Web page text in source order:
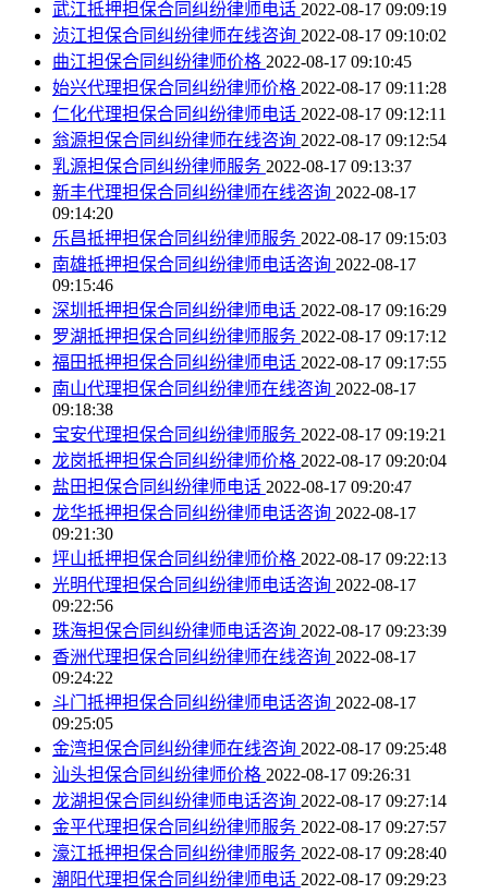
武江抵押担保合同纠纷律师电话 2022-08-17 09:09:19
浈江担保合同纠纷律师在线咨询 2022-08-17 09:10:02
曲江担保合同纠纷律师价格 2022-08-17 09:10:45
始兴代理担保合同纠纷律师价格 2022-08-17 09:11:28
仁化代理担保合同纠纷律师电话 2022-08-17 09:12:11
翁源担保合同纠纷律师在线咨询 2022-08-17 09:12:54
乳源担保合同纠纷律师服务 2022-08-17 09:13:37
新丰代理担保合同纠纷律师在线咨询 2022-08-17
09:14:20
乐昌抵押担保合同纠纷律师服务 2022-08-17 09:15:03
南雄抵押担保合同纠纷律师电话咨询 2022-08-17
09:15:46
深圳抵押担保合同纠纷律师电话 2022-08-17 09:16:29
罗湖抵押担保合同纠纷律师服务 2022-08-17 09:17:12
福田抵押担保合同纠纷律师电话 2022-08-17 09:17:55
南山代理担保合同纠纷律师在线咨询 2022-08-17
09:18:38
宝安代理担保合同纠纷律师服务 2022-08-17 09:19:21
龙岗抵押担保合同纠纷律师价格 2022-08-17 09:20:04
盐田担保合同纠纷律师电话 2022-08-17 09:20:47
龙华抵押担保合同纠纷律师电话咨询 2022-08-17
09:21:30
坪山抵押担保合同纠纷律师价格 2022-08-17 09:22:13
光明代理担保合同纠纷律师电话咨询 2022-08-17
09:22:56
珠海担保合同纠纷律师电话咨询 2022-08-17 09:23:39
香洲代理担保合同纠纷律师在线咨询 2022-08-17
09:24:22
斗门抵押担保合同纠纷律师电话咨询 2022-08-17
09:25:05
金湾担保合同纠纷律师在线咨询 2022-08-17 09:25:48
汕头担保合同纠纷律师价格 2022-08-17 09:26:31
龙湖担保合同纠纷律师电话咨询 2022-08-17 09:27:14
金平代理担保合同纠纷律师服务 2022-08-17 09:27:57
濠江抵押担保合同纠纷律师服务 2022-08-17 09:28:40
潮阳代理担保合同纠纷律师电话 2022-08-17 09:29:23